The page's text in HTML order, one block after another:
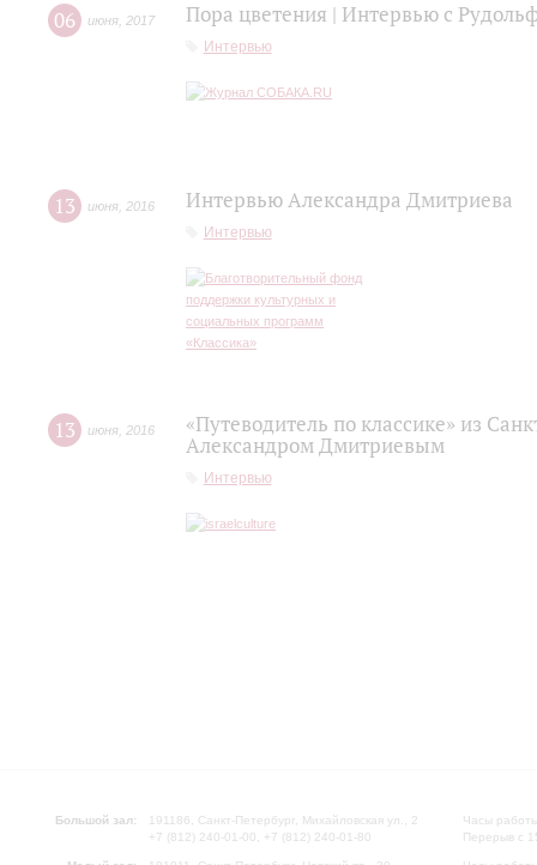
06 июня 2017 Пора цветения | Интервью с
Интервью
13 июня 2016 Интервью Александра Дмитриева
Интервью
13 июня 2016
«Путеводитель по классике» из
Александром Дмитриевым
Интервью
Большой зал:
191186, Санкт-Петербург, Михайловская ул., 2
+7 (812) 240-01-00, +7 (812) 240-01-80
Часы
Перерыв с